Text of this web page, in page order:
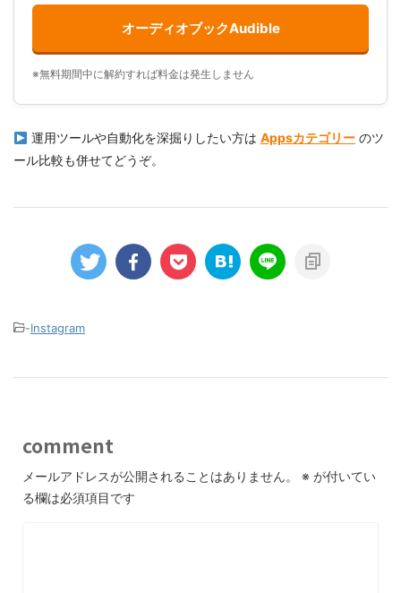
オーディオブックAudible
※無料期間中に解約すれば料金は発生しません
運用ツールや自動化を深掘りしたい方は Appsカテゴリーのツ
ール比較も併せてどうぞ。
-Instagram
comment
メールアドレスが公開されることはありません。 ※ が付いてい
る欄は必須項目です